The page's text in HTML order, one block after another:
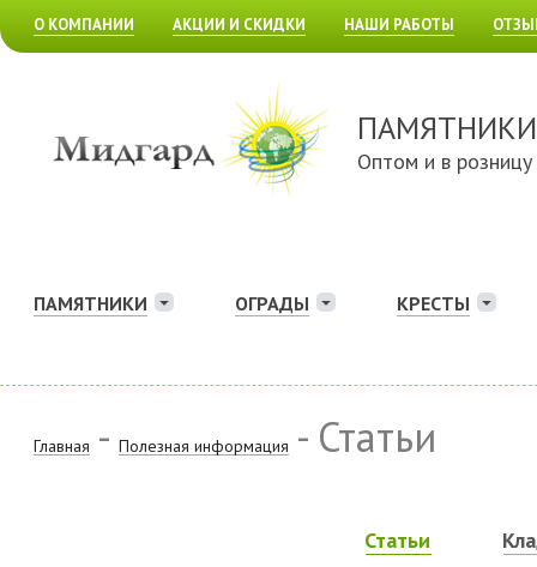
О КОМПАНИИ АКЦИИ И СКИДКИ НАШИ РАБОТЫ
ПАМЯТНИКИ
Оптом и в розницу
ПАМЯТНИКИ ОГРАДЫ КРЕСТЫ
Главная - Полезная информация - Статьи
Статьи